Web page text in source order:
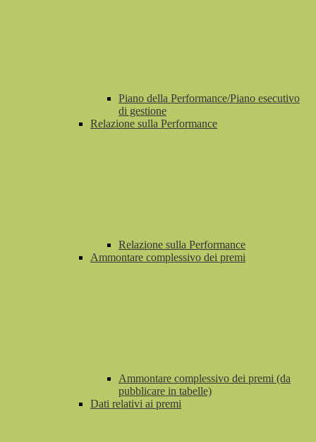
Piano della Performance/Piano esecutivo
di gestione
Relazione sulla Performance
Relazione sulla Performance
Ammontare complessivo dei premi
Ammontare complessivo dei premi (da
pubblicare in tabelle)
Dati relativi ai premi